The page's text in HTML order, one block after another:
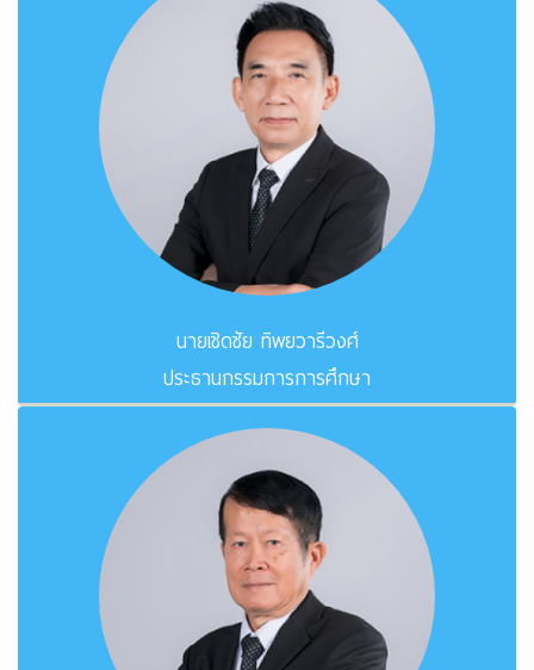
นายเชิดชัย ทิพยวารีวงศ์
ประธานกรรมการการศึกษา